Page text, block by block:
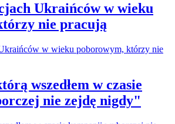
Ukraińców w wieku
nie pracują
wszedłem w czasie
nie zejdę nigdy"